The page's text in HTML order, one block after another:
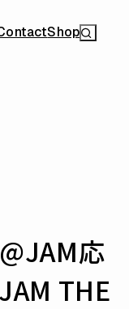
Shop
応
THE